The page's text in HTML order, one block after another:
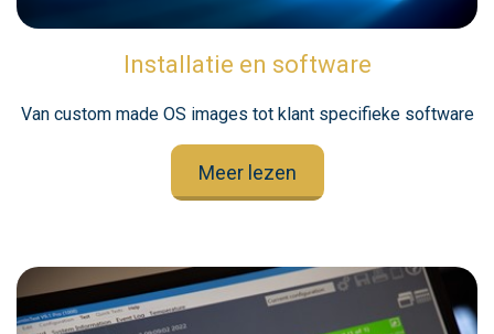
Installatie en software
Van custom made OS images tot klant specifieke software
Meer lezen